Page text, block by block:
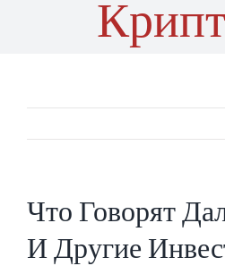
Что Говорят
И Другие